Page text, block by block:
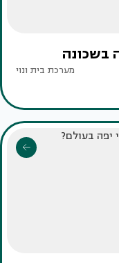
בשכונה
מערכת בית ונוי